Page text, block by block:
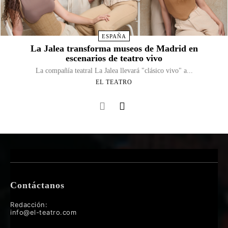
ESPAÑA
La Jalea transforma museos de Madrid en
escenarios de teatro vivo
La compañía teatral La Jalea llevará "clásico vivo" a...
EL TEATRO
Contáctanos
Redacción:
info@el-teatro.com